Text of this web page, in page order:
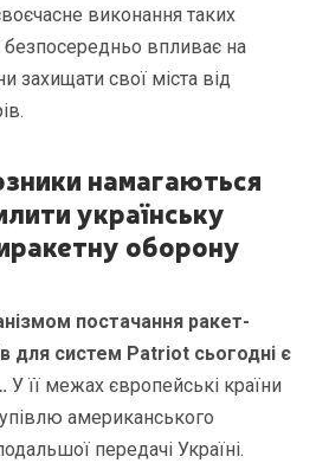
виконання таких
впливає на
захищати свої міста від
намагаються
українську
оборону
постачання ракет-
для систем Patriot сьогодні є
У її межах європейські країни
американського
передачі Україні.